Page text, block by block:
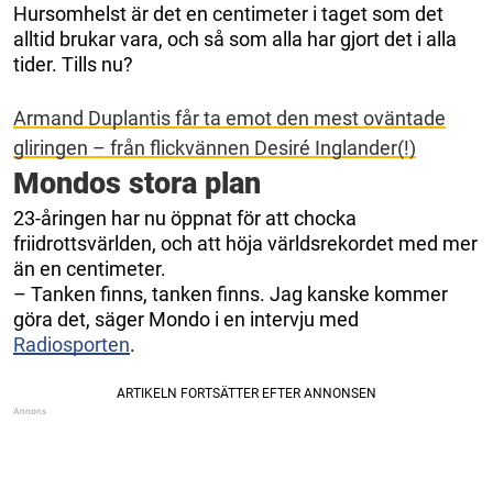
Hursomhelst är det en centimeter i taget som det
alltid brukar vara, och så som alla har gjort det i alla
tider. Tills nu?
Armand Duplantis får ta emot den mest oväntade
gliringen – från flickvännen Desiré Inglander(!)
Mondos stora plan
23-åringen har nu öppnat för att chocka
friidrottsvärlden, och att höja världsrekordet med mer
än en centimeter.
– Tanken finns, tanken finns. Jag kanske kommer
göra det, säger Mondo i en intervju med
Radiosporten.